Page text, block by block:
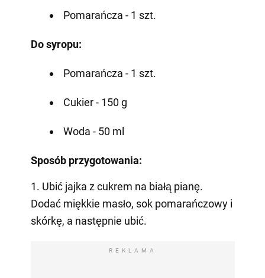
Pomarańcza - 1 szt.
Do syropu:
Pomarańcza - 1 szt.
Cukier - 150 g
Woda - 50 ml
Sposób przygotowania:
1. Ubić jajka z cukrem na białą pianę.
Dodać miękkie masło, sok pomarańczowy i
skórkę, a następnie ubić.
REKLAMA